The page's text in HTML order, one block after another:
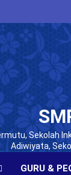
Sekolah
Adiwiyata,
GURU &